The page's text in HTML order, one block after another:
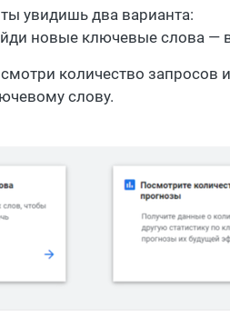
увидишь два варианта:
новые ключевые слова —
количество запросов
слову.